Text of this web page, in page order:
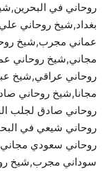
روحاني في
بغداد,شيخ روحاني
عماني مجرب,شيخ
مجاني,شيخ روحاني
روحاني عراقي,شيخ
مجانا,شيخ روحاني
روحاني صادق لجلب
روحاني شيعي في
روحاني سعودي
سوداني مجرب,شيخ